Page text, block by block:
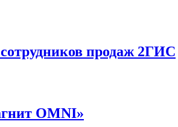
продаж 2ГИС
OMNI»